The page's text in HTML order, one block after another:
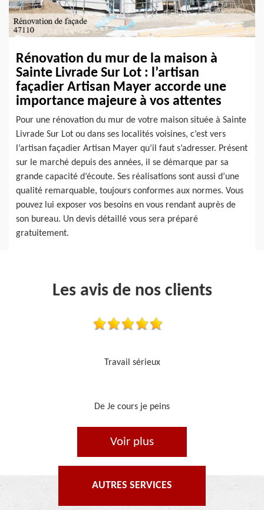
Rénovation du mur de la maison à
Sainte Livrade Sur Lot : l’artisan
façadier Artisan Mayer accorde une
importance majeure à vos attentes
Pour une rénovation du mur de votre maison située à Sainte
Livrade Sur Lot ou dans ses localités voisines, c’est vers
l’artisan façadier Artisan Mayer qu’il faut s’adresser. Présent
sur le marché depuis des années, il se démarque par sa
grande capacité d’écoute. Ses réalisations sont aussi d’une
qualité remarquable, toujours conformes aux normes. Vous
pouvez lui exposer vos besoins en vous rendant auprès de
son bureau. Un devis détaillé vous sera préparé
gratuitement.
Les avis de nos clients
Je recommande, top !!
De Ornella
Voir plus
AUTRES SERVICES